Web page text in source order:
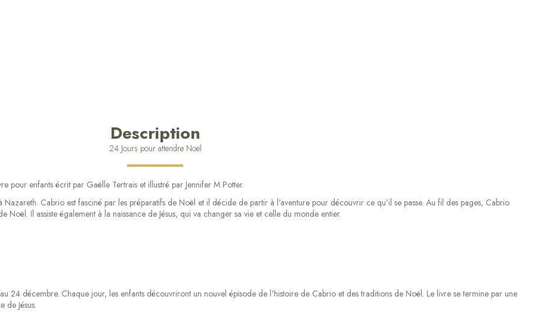
Description
24 Jours pour attendre Noël
enfants écrit par Gaëlle Tertrais et illustré par Jennifer M Potter.
Cabrio est fasciné par les préparatifs de Noël et il décide de partir à l'aventure pour découvrir ce qu'il se passe. Au fil des pages, Cabrio
Il assiste également à la naissance de Jésus, qui va changer sa vie et celle du monde entier.
24 décembre. Chaque jour, les enfants découvriront un nouvel épisode de l'histoire de Cabrio et des traditions de Noël. Le livre se termine par une
Jésus.